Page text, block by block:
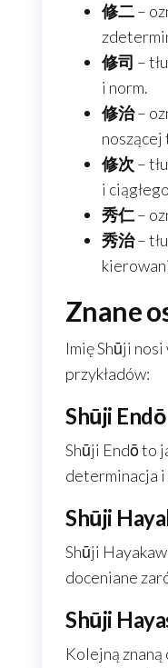
修二–
修司 –
i norm.
修治–
noszącej
修次 –
i
秀仁–
秀治–
Znane
Imię Shūji
przykładów:
Shūji Endō
Shūji Endō to
determinacja i
Shūji
Shūji
doceniane
Shūji
Kolejną